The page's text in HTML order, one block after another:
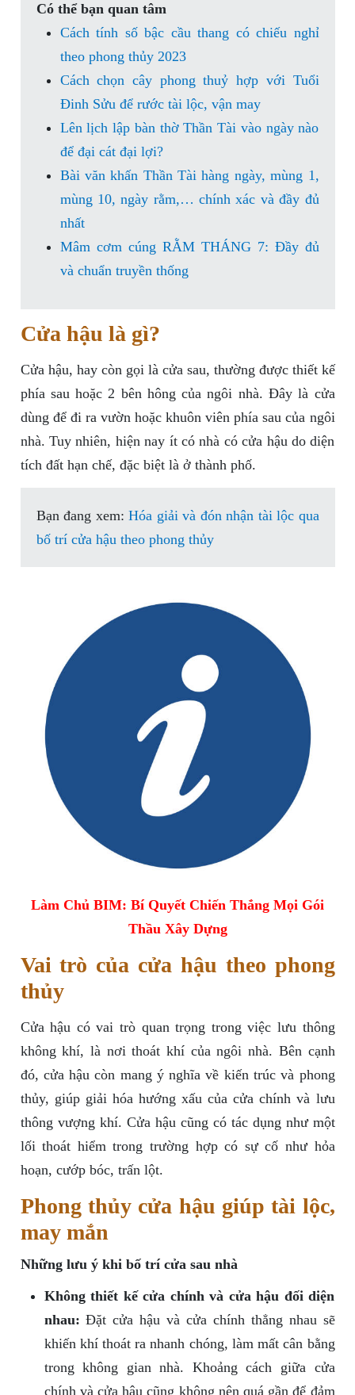
Có thể bạn quan tâm
Cách tính số bậc cầu thang có chiếu nghỉ
theo phong thủy 2023
Cách chọn cây phong thuỷ hợp với Tuổi
Đinh Sửu để rước tài lộc, vận may
Lên lịch lập bàn thờ Thần Tài vào ngày nào
để đại cát đại lợi?
Bài văn khấn Thần Tài hàng ngày, mùng 1,
mùng 10, ngày rằm,… chính xác và đầy đủ
nhất
Mâm cơm cúng RẰM THÁNG 7: Đầy đủ
và chuẩn truyền thống
Cửa hậu là gì?
Cửa hậu, hay còn gọi là cửa sau, thường được thiết kế
phía sau hoặc 2 bên hông của ngôi nhà. Đây là cửa
dùng để đi ra vườn hoặc khuôn viên phía sau của ngôi
nhà. Tuy nhiên, hiện nay ít có nhà có cửa hậu do diện
tích đất hạn chế, đặc biệt là ở thành phố.
Bạn đang xem: Hóa giải và đón nhận tài lộc qua
bố trí cửa hậu theo phong thủy
Làm Chủ BIM: Bí Quyết Chiến Thắng Mọi Gói
Thầu Xây Dựng
Vai trò của cửa hậu theo phong
thủy
Cửa hậu có vai trò quan trọng trong việc lưu thông
không khí, là nơi thoát khí của ngôi nhà. Bên cạnh
đó, cửa hậu còn mang ý nghĩa về kiến trúc và phong
thủy, giúp giải hóa hướng xấu của cửa chính và lưu
thông vượng khí. Cửa hậu cũng có tác dụng như một
lối thoát hiểm trong trường hợp có sự cố như hỏa
hoạn, cướp bóc, trấn lột.
Phong thủy cửa hậu giúp tài lộc,
may mắn
Những lưu ý khi bố trí cửa sau nhà
Không thiết kế cửa chính và cửa hậu đối diện
nhau: Đặt cửa hậu và cửa chính thẳng nhau sẽ
khiến khí thoát ra nhanh chóng, làm mất cân bằng
trong không gian nhà. Khoảng cách giữa cửa
chính và cửa hậu cũng không nên quá gần để đảm